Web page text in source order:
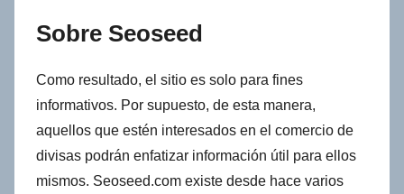
Sobre Seoseed
Como resultado, el sitio es solo para fines
informativos. Por supuesto, de esta manera,
aquellos que estén interesados ​​en el comercio de
divisas podrán enfatizar información útil para ellos
mismos. Seoseed.com existe desde hace varios